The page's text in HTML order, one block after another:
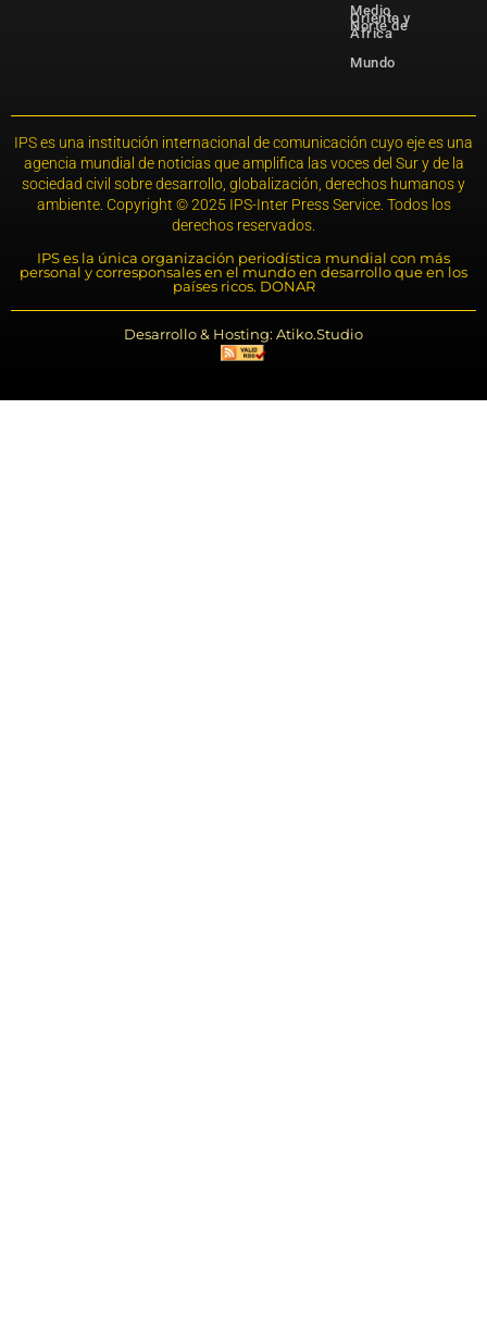
Medio
Oriente y
Norte de
África
Mundo
IPS es una institución internacional de comunicación cuyo eje es una
agencia mundial de noticias que amplifica las voces del Sur y de la
sociedad civil sobre desarrollo, globalización, derechos humanos y
ambiente. Copyright © 2025 IPS-Inter Press Service. Todos los
derechos reservados.
IPS es la única organización periodística mundial con más
personal y corresponsales en el mundo en desarrollo que en los
países ricos. DONAR
Desarrollo & Hosting: Atiko.Studio